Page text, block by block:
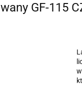
GF-115